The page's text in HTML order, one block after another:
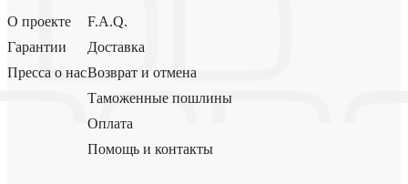
О проекте
Гарантии
Пресса о нас
F.A.Q.
Доставка
Возврат и отмена
Таможенные пошлины
Оплата
Помощь и контакты